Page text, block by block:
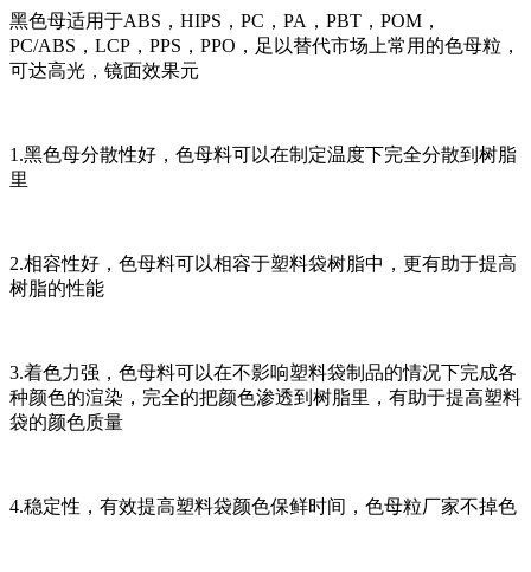
黑色母适用于ABS，HIPS，PC，PA，PBT，POM，
PC/ABS，LCP，PPS，PPO，足以替代市场上常用的色母粒，
可达高光，镜面效果元
1.黑色母分散性好，色母料可以在制定温度下完全分散到树脂
里
2.相容性好，色母料可以相容于塑料袋树脂中，更有助于提高
树脂的性能
3.着色力强，色母料可以在不影响塑料袋制品的情况下完成各
种颜色的渲染，完全的把颜色渗透到树脂里，有助于提高塑料
袋的颜色质量
4.稳定性，有效提高塑料袋颜色保鲜时间，色母粒厂家不掉色